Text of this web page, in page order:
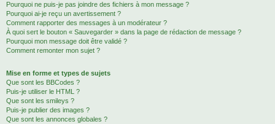
Pourquoi ne puis-je pas joindre des fichiers à mon message ?
Pourquoi ai-je reçu un avertissement ?
Comment rapporter des messages à un modérateur ?
À quoi sert le bouton « Sauvegarder » dans la page de rédaction de message ?
Pourquoi mon message doit être validé ?
Comment remonter mon sujet ?
Mise en forme et types de sujets
Que sont les BBCodes ?
Puis-je utiliser le HTML ?
Que sont les smileys ?
Puis-je publier des images ?
Que sont les annonces globales ?